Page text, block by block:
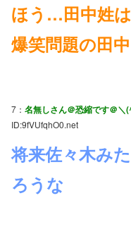
ほう…田中姓
爆笑問題の田
7： 名無しさん＠恐縮です＠＼
ID:9fVUfqhO0.net
将来佐々木み
ろうな